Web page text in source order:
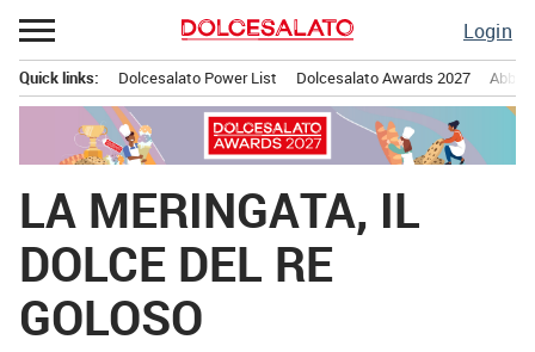
Passa
al
contenuto
Login
principale
Quick links: Dolcesalato Power List Dolcesalato Awards 2027
LA MERINGATA, IL
DOLCE DEL RE
GOLOSO